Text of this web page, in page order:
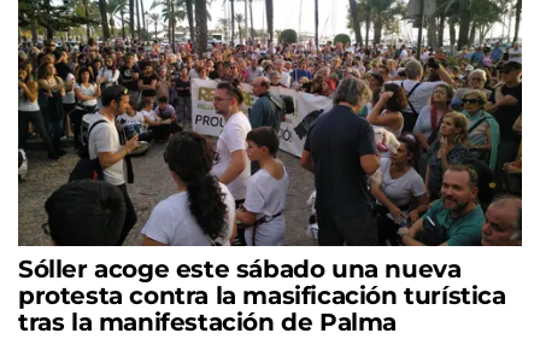
Sóller acoge este sábado una nueva
protesta contra la masificación turística
tras la manifestación de Palma